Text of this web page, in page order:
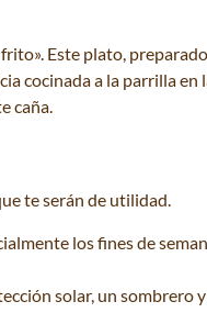
Este plato,
cocinada a la parrilla en
caña.
te serán de utilidad.
los fines de
solar, un sombrero